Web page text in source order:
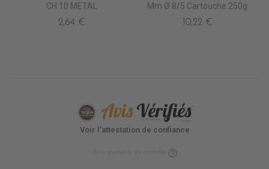
CH 10 METAL
2,64 €
Mm Ø 8/5 Cartouche 250g
10,22 €
Voir l'attestation de confiance
Avis soumis à un contrôle